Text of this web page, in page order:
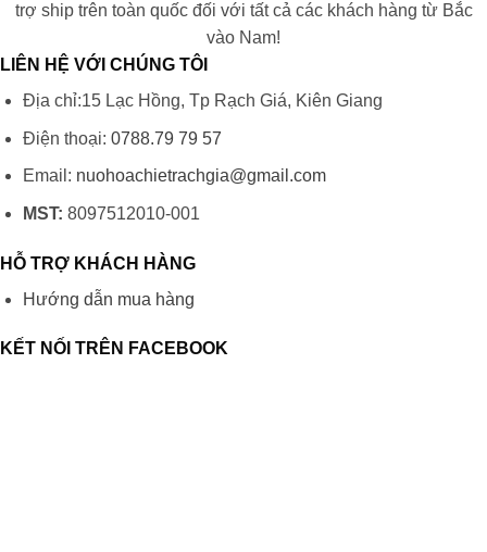
trợ ship trên toàn quốc đối với tất cả các khách hàng từ Bắc
vào Nam!
LIÊN HỆ VỚI CHÚNG TÔI
Địa chỉ:15 Lạc Hồng, Tp Rạch Giá, Kiên Giang
Điện thoại: 0788.79 79 57
Email: nuohoachietrachgia@gmail.com
MST: 8097512010-001
HỖ TRỢ KHÁCH HÀNG
Hướng dẫn mua hàng
KẾT NỐI TRÊN FACEBOOK